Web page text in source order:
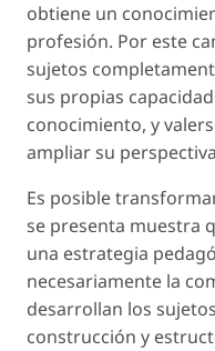
obtiene un
profesión. Por este
sujetos
sus propias
conocimiento, y
ampliar su
Es posible
se presenta muestra
una estrategia
necesariamente la
desarrollan los
construcción y